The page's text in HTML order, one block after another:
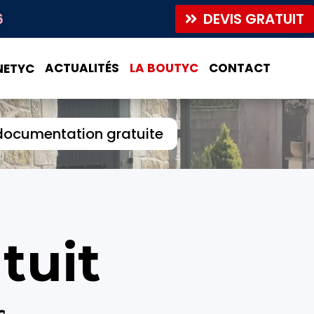
DEVIS GRATUIT
ACTUALITÉS LA BOUTYC CONTACT
gratuite